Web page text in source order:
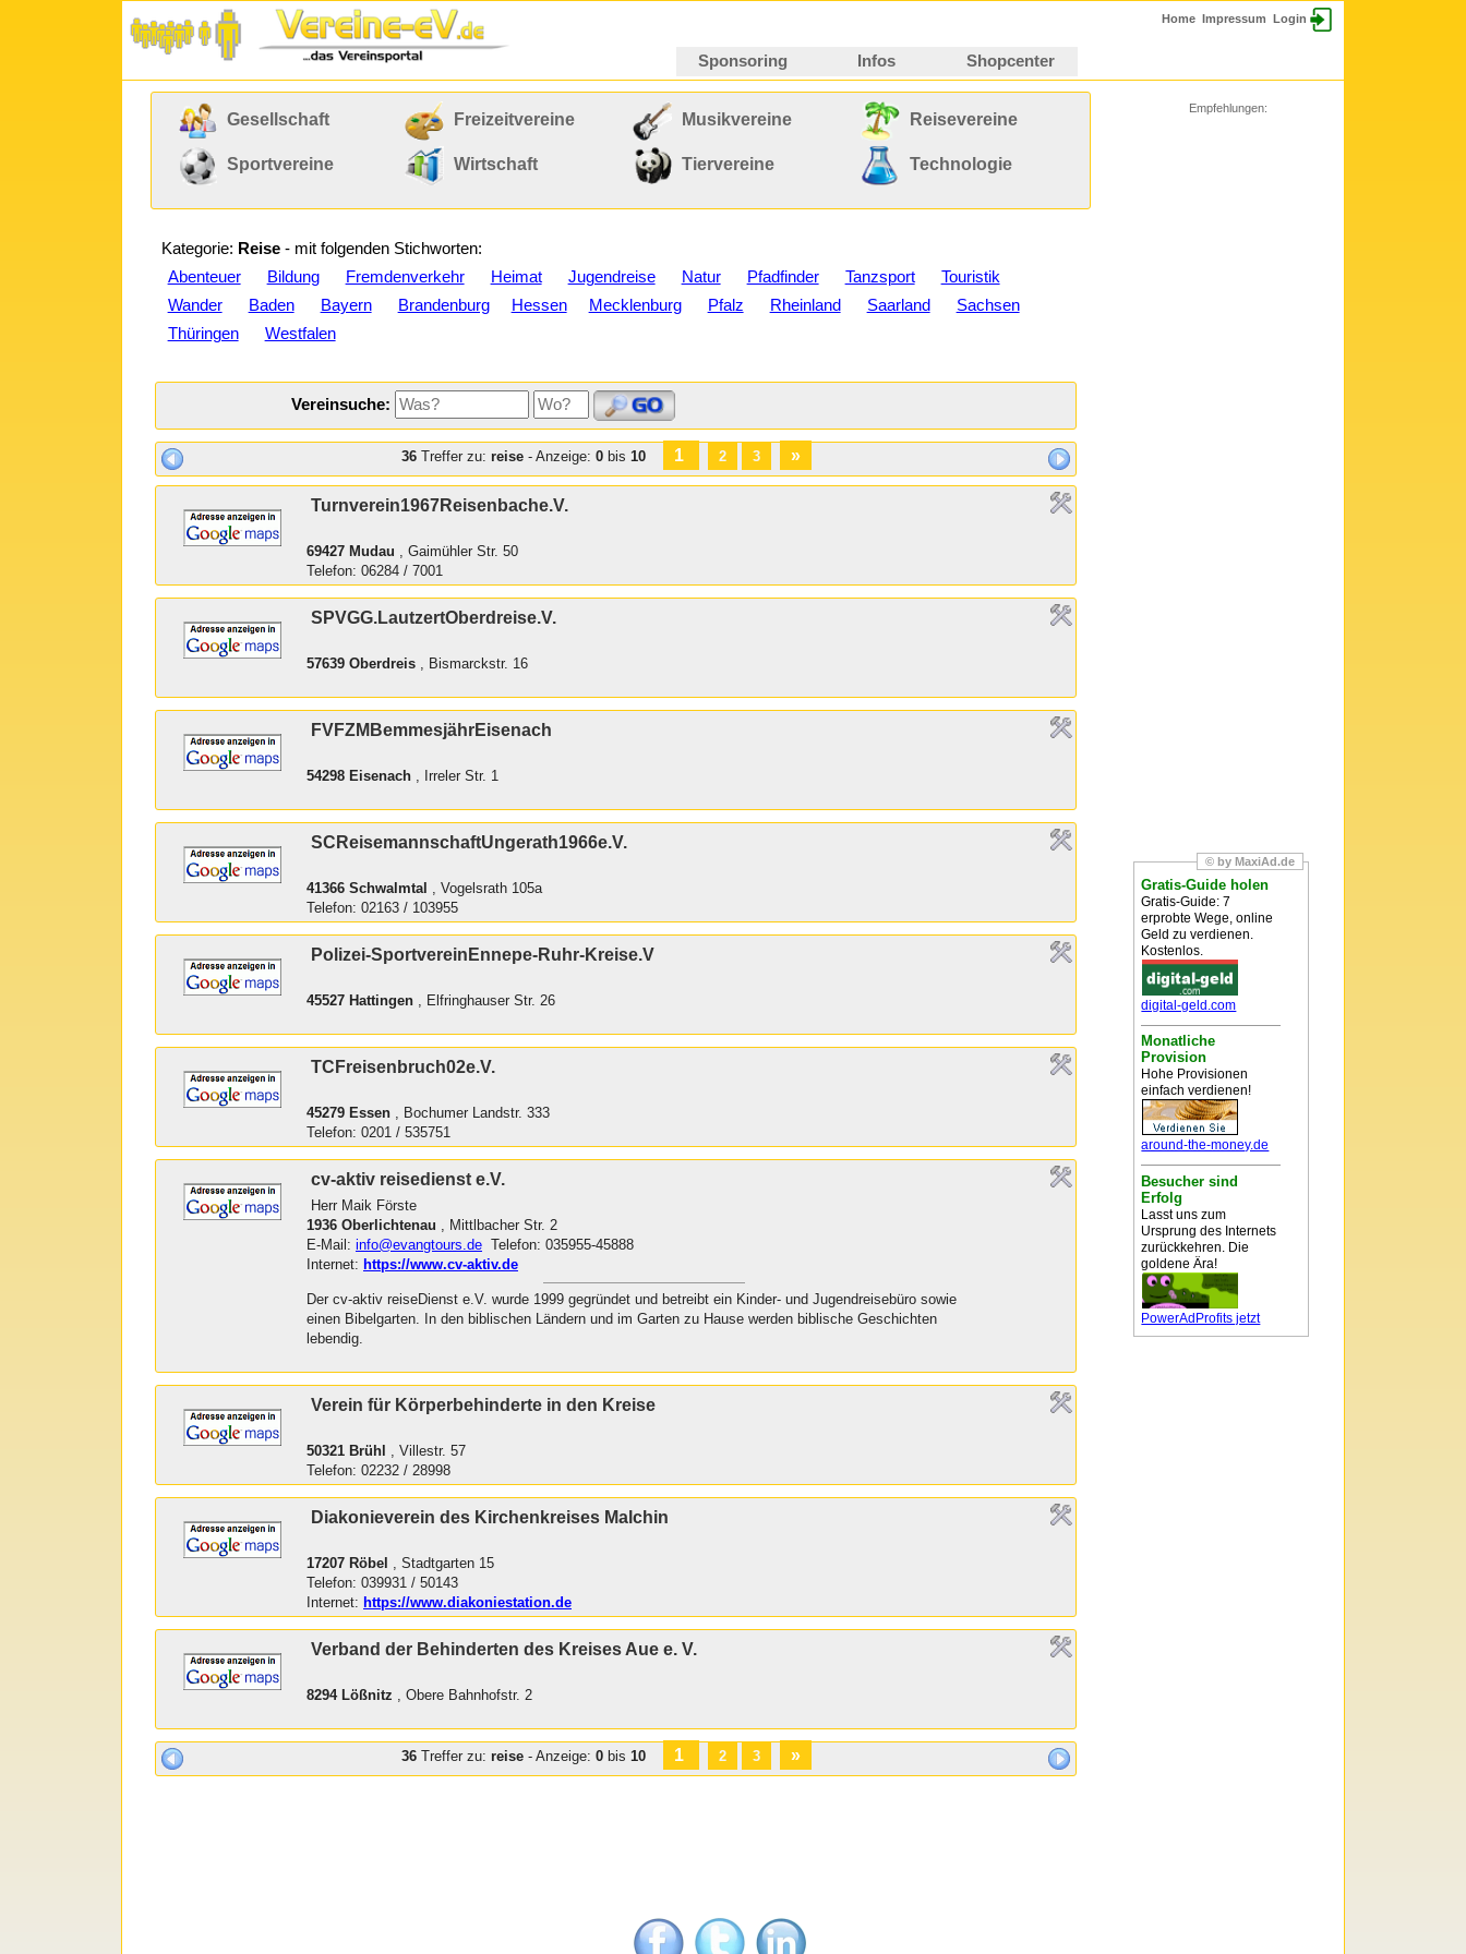
Home Impressum Login
Sponsoring Infos Shopcenter
Empfehlungen:
© by MaxiAd.de
Gratis-Guide holen
Gratis-Guide: 7
erprobte Wege, online
Geld zu verdienen.
Kostenlos.
digital-geld.com
Monatliche
Provision
Hohe Provisionen
einfach verdienen!
around-the-money.de
Besucher sind
Erfolg
Lasst uns zum
Ursprung des Internets
zurückkehren. Die
goldene Ära!
PowerAdProfits jetzt
Gesellschaft Freizeitvereine Musikvereine Reisevereine
Sportvereine Wirtschaft Tiervereine Technologie
Kategorie: Reise- mit folgenden Stichworten:
Abenteuer
Bildung Fremdenverkehr Heimat Jugendreise Natur Pfadfinder Tanzsport
Touristik
Wander
Baden Bayern Brandenburg Hessen Mecklenburg Pfalz Rheinland Saarland
Sachsen
Thüringen
Westfalen
Vereinsuche:
36 Treffer zu:reise- Anzeige:0 bis10 1 2 3 »
Turnverein1967Reisenbache.V.
69427 Mudau , Gaimühler Str. 50
Telefon: 06284 / 7001
SPVGG.LautzertOberdreise.V.
57639 Oberdreis , Bismarckstr. 16
FVFZMBemmesjährEisenach
54298 Eisenach , Irreler Str. 1
SCReisemannschaftUngerath1966e.V.
41366 Schwalmtal , Vogelsrath 105a
Telefon: 02163 / 103955
Polizei-SportvereinEnnepe-Ruhr-Kreise.V
45527 Hattingen , Elfringhauser Str. 26
TCFreisenbruch02e.V.
45279 Essen , Bochumer Landstr. 333
Telefon: 0201 / 535751
cv-aktiv reisedienst e.V.
Herr Maik Förste
1936 Oberlichtenau , Mittlbacher Str. 2
E-Mail: info@evangtours.deTelefon: 035955-45888
Internet: https://www.cv-aktiv.de
Der cv-aktiv reiseDienst e.V. wurde 1999 gegründet und betreibt ein Kinder- und Jugendreisebüro sowie
einen Bibelgarten. In den biblischen Ländern und im Garten zu Hause werden biblische Geschichten
lebendig.
Verein für Körperbehinderte in den Kreise
50321 Brühl , Villestr. 57
Telefon: 02232 / 28998
Diakonieverein des Kirchenkreises Malchin
17207 Röbel , Stadtgarten 15
Telefon: 039931 / 50143
Internet: https://www.diakoniestation.de
Verband der Behinderten des Kreises Aue e. V.
8294 Lößnitz , Obere Bahnhofstr. 2
36 Treffer zu:reise- Anzeige:0 bis10 1 2 3 »